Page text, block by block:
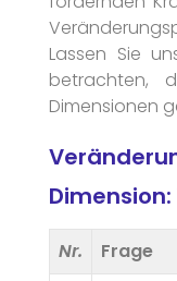
Lassen Sie
betrachten,
Dimensionen
Nr. Frage